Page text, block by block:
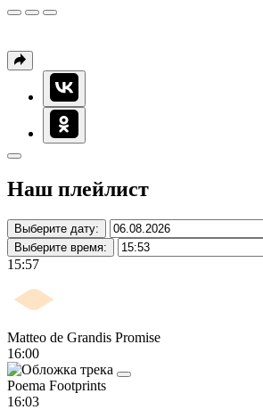
Наш плейлист
Выберите дату:
Выберите время:
15:57
Matteo de Grandis Promise
16:00
Poema Footprints
16:03